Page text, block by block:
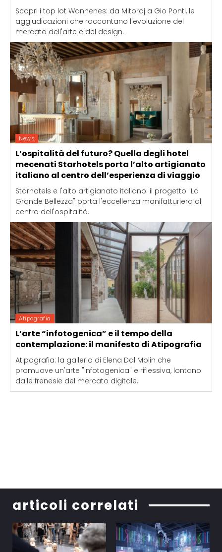
Scopri i top lot Wannenes: da Mitoraj a Gio Ponti, le
aggiudicazioni che raccontano l'evoluzione del
mercato dell'arte e del design.
News
L’ospitalità del futuro? Quella degli hotel
mecenati Starhotels porta l’alto artigianato
italiano al centro dell’esperienza di viaggio
Starhotels e l'alto artigianato italiano: il progetto "La
Grande Bellezza" porta l'eccellenza manifatturiera al
centro dell'ospitalità.
Atipografia
L’arte “infotogenica” e il tempo della
contemplazione: il manifesto di Atipografia
Atipografia: la galleria di Elena Dal Molin che
promuove un'arte "infotogenica" e riflessiva, lontano
dalle frenesie del mercato digitale.
articoli correlati